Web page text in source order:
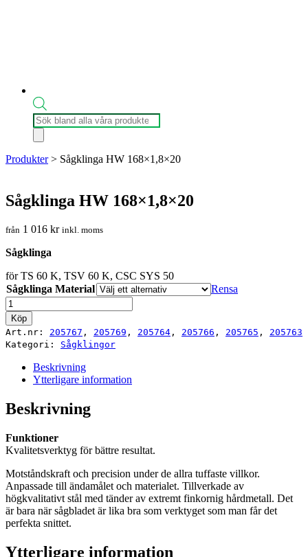
Produktsökning
Produkter> Sågklinga HW 168×1,8×20
Sågklinga HW 168×1,8×20
från 1 016 kr inkl. moms
Sågklinga
för TS 60 K, TSV 60 K, CSC SYS 50
Sågklinga Material
Rensa
Sågklinga
HW
168x1,8x20
mängd
Köp
Art.nr: 205767 , 205769 , 205764 , 205766 , 205765 , 205763
Kategori: Sågklingor
Beskrivning
Ytterligare information
Beskrivning
Funktioner
Kvalitetsverktyg för bättre resultat.
Motståndskraft och precision under de allra tuffaste villkor.
Anpassade till ändamålet och materialet. Tillverkade av
högkvalitativt stål med tänder av extremt finkornig hårdmetall. Det
är bara när sågbladet är lika bra som verktyget som man får det
perfekta snittet.
Ytterligare information